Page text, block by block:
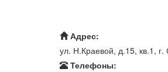
Адрес:
ул. Н.Краевой, д.15, кв.1,
Телефоны: